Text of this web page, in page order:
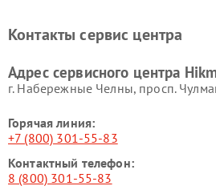
Контакты сервис центра
Адрес сервисного центра
г. Набережные Челны, просп.
Горячая линия:
+7 (800) 301-55-83
Контактный телефон:
8 (800) 301-55-83